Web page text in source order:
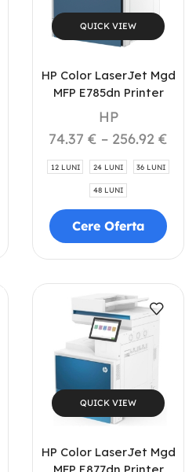
QUICK VIEW
HP Color LaserJet Mgd
MFP E785dn Printer
HP
74.37 € – 256.92 €
12 LUNI 24 LUNI 36 LUNI
48 LUNI
Cere Oferta
QUICK VIEW
HP Color LaserJet Mgd